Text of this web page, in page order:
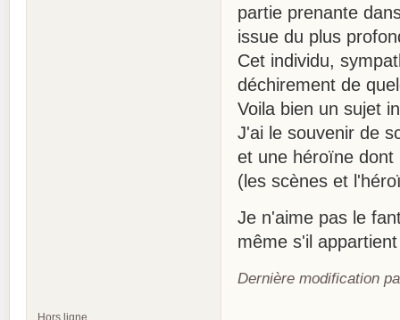
partie prenante
issue du plus
Cet individu,
déchirement de
Voila bien un sujet
J'ai le souvenir de
et une héroïne dont
(les scènes et
Je n'aime pas le
même s'il
Dernière modification
Hors ligne